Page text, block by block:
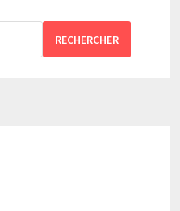
RECHERCHER